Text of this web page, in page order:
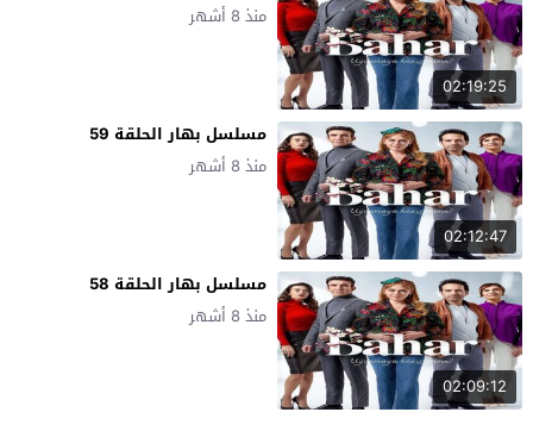
02:19:25
منذ 8 أشهر
02:12:47
مسلسل بهار الحلقة 59
منذ 8 أشهر
02:09:12
مسلسل بهار الحلقة 58
منذ 8 أشهر